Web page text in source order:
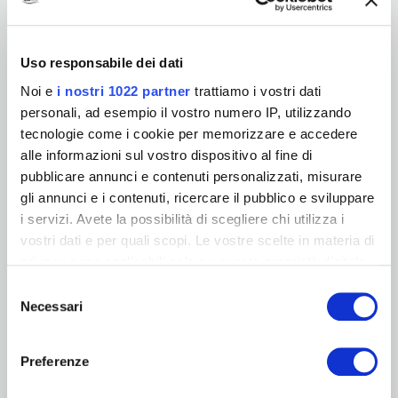
Uso responsabile dei dati
Noi e i nostri 1022 partner trattiamo i vostri dati
personali, ad esempio il vostro numero IP, utilizzando
tecnologie come i cookie per memorizzare e accedere
alle informazioni sul vostro dispositivo al fine di
pubblicare annunci e contenuti personalizzati, misurare
gli annunci e i contenuti, ricercare il pubblico e sviluppare
i servizi. Avete la possibilità di scegliere chi utilizza i
vostri dati e per quali scopi. Le vostre scelte in materia di
modificare o revocare il proprio consenso in qualsiasi
momento dalla Dichiarazione sui cookie o facendo clic
delNecessari
Preferenze
*
Telefon:
* Kod pocztowy:
Kraj:
Treść komentarza:
Chcę otrzymywać najświeższe informacje na temat produktów,
projektów i wydarzeń ICA.
* Wyrażam zgodę na przetwarzanie moich danych
osobowych przez Sherwin-Williams w celu udzielenia